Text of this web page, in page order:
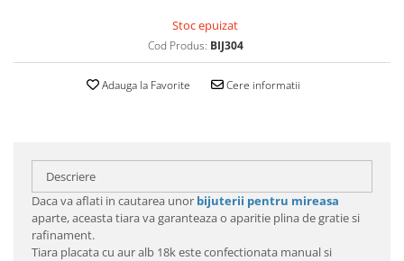
Stoc epuizat
Cod Produs: BIJ304
Adauga la Favorite Cere informatii
Descriere
Daca va aflati in cautarea unor bijuterii pentru mireasa
aparte, aceasta tiara va garanteaza o aparitie plina de gratie si
rafinament.
Tiara placata cu aur alb 18k este confectionata manual si